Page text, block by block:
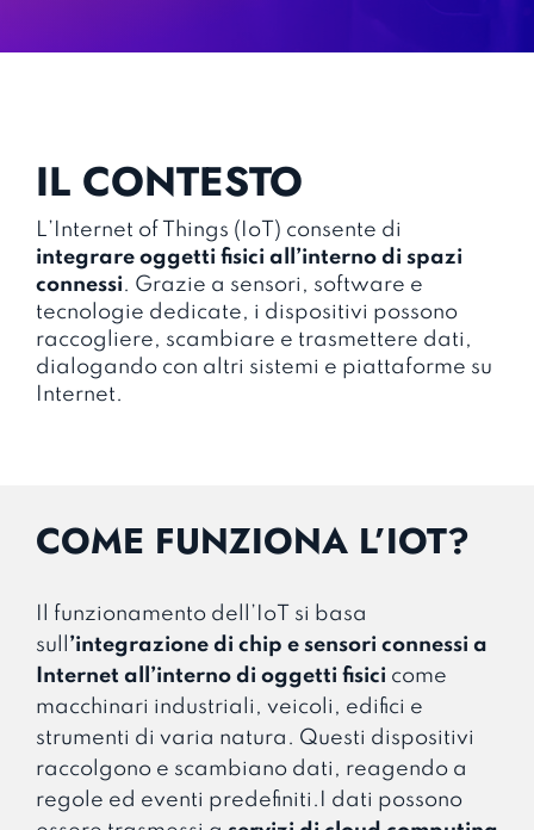
IL CONTESTO
L’Internet of Things (IoT) consente di
integrare oggetti fisici all’interno di spazi
connessi. Grazie a sensori, software e
tecnologie dedicate, i dispositivi possono
raccogliere, scambiare e trasmettere dati,
dialogando con altri sistemi e piattaforme su
Internet.
COME FUNZIONA L’IOT?
Il funzionamento dell’IoT si basa
sull ’integrazione di chip e sensori connessi a
Internet all’interno di oggetti fisici come
macchinari industriali, veicoli, edifici e
strumenti di varia natura. Questi dispositivi
raccolgono e scambiano dati, reagendo a
regole ed eventi predefiniti.I dati possono